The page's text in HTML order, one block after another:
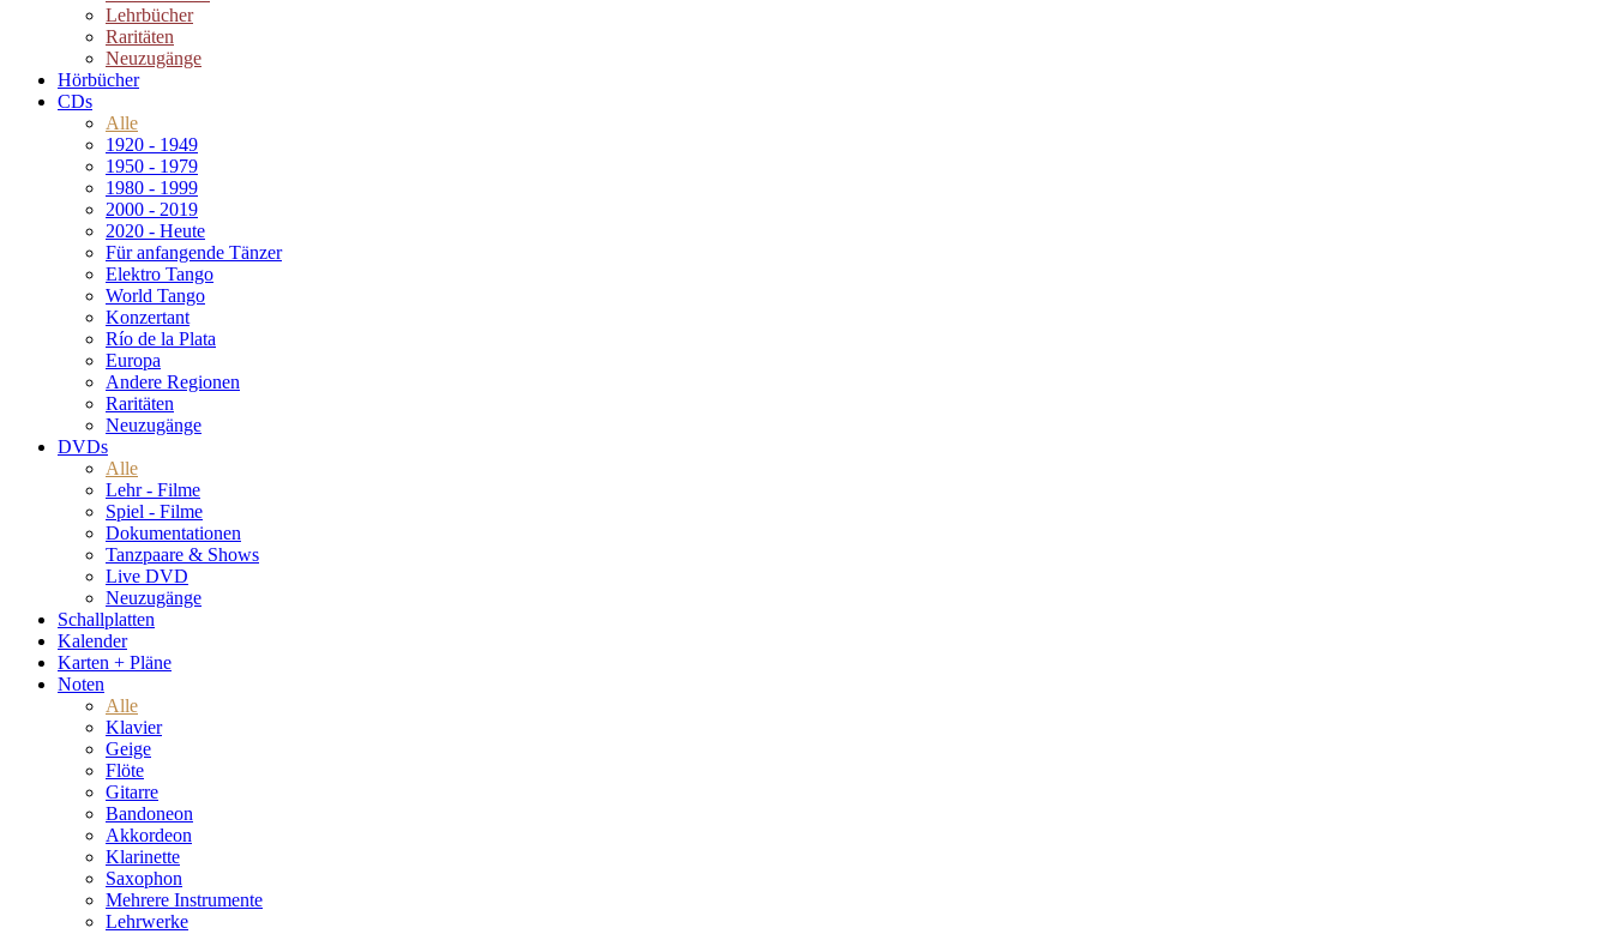
Lehrbücher
Raritäten
Neuzugänge
Hörbücher
CDs
Alle
1920 - 1949
1950 - 1979
1980 - 1999
2000 - 2019
2020 - Heute
Für anfangende Tänzer
Elektro Tango
World Tango
Konzertant
Río de la Plata
Europa
Andere Regionen
Raritäten
Neuzugänge
DVDs
Alle
Lehr - Filme
Spiel - Filme
Dokumentationen
Tanzpaare & Shows
Live DVD
Neuzugänge
Schallplatten
Kalender
Karten + Pläne
Noten
Alle
Klavier
Geige
Flöte
Gitarre
Bandoneon
Akkordeon
Klarinette
Saxophon
Mehrere Instrumente
Lehrwerke